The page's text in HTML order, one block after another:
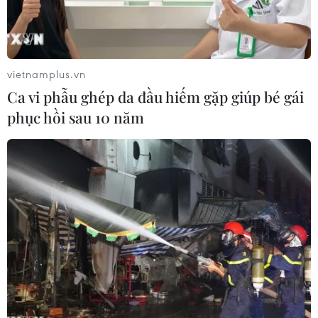
Các đại biểu dự lễ dâng hương tưởng niệm Ngày Tướng quân
Phạm Ngũ Lão ra quân đánh giặc giữ nước. (Ảnh: Mai
Ngoan/TTXVN)
Ngày 20/2 (tức 11 tháng Giêng năm Giáp Thìn),
tại Khu Di tích lịch sử văn hóa đền Phù Ủng, xã
vietnamplus.vn
Ca vi phẫu ghép da đầu hiếm gặp giúp bé gái
phục hồi sau 10 năm